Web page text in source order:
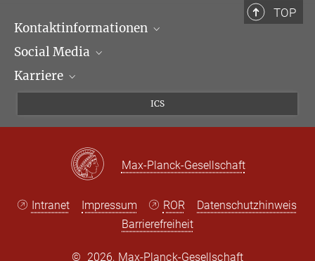
TOP
Kontaktinformationen
Öffnungszeiten & Anfahrt
Ansprechpartner*innen
Social Media
LinkedIn
Karriere
ICS
Max-Planck-Gesellschaft
Intranet Impressum ROR
Datenschutzhinweis
Barrierefreiheit
© 2026, Max-Planck-Gesellschaft